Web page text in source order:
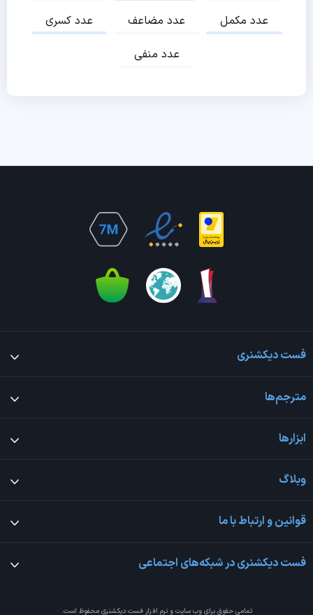
عدد کسری
عدد مضاعف
عدد مکمل
عدد منفی
فست دیکشنری
مترجم‌ها
ابزارها
وبلاگ
قوانین و ارتباط با ما
فست دیکشنری در شبکه‌های اجتماعی
تمامی حقوق برای وب سایت و نرم افزارفست دیکشنری محفوظ است.